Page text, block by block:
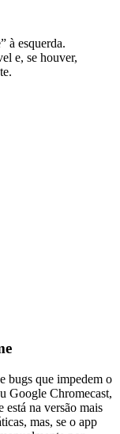
à esquerda.
e, se houver,
bugs que impedem o
Google Chromecast,
na versão mais
mas, se o app